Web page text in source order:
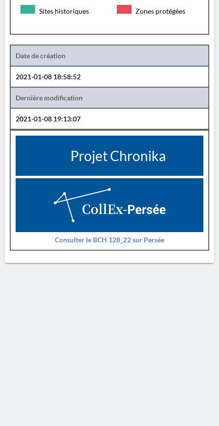
Sites historiques Zones protégées
Date de création
2021-01-08 18:58:52
Dernière modification
2021-01-08 19:13:07
Projet Chronika
Consulter le BCH 128_22 sur Persée